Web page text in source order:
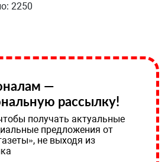
2250
—
рассылку!
получать актуальные
предложения от
не выходя из